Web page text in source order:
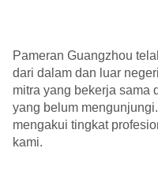
Pameran Guangzhou
dari dalam dan luar
mitra yang bekerja sama
yang belum
mengakui tingkat
kami.